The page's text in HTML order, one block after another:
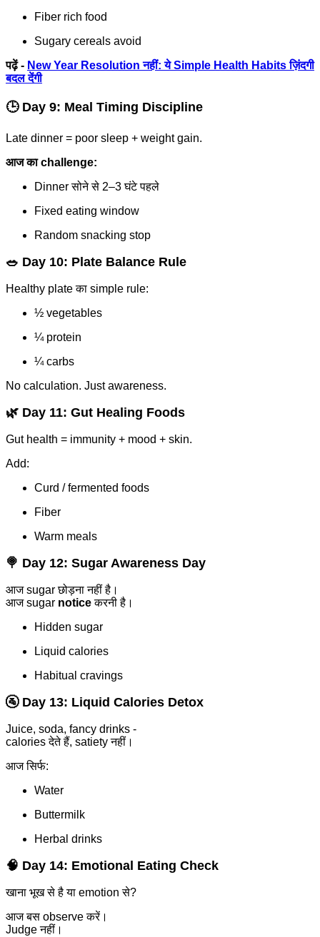
Fiber rich food
Sugary cereals avoid
पढ़ें - New Year Resolution नहीं: ये Simple Health Habits ज़िंदगी
बदल देंगी
🕒 Day 9: Meal Timing Discipline
Late dinner = poor sleep + weight gain.
आज का challenge:
Dinner सोने से 2–3 घंटे पहले
Fixed eating window
Random snacking stop
🥗 Day 10: Plate Balance Rule
Healthy plate का simple rule:
½ vegetables
¼ protein
¼ carbs
No calculation. Just awareness.
🌿 Day 11: Gut Healing Foods
Gut health = immunity + mood + skin.
Add:
Curd / fermented foods
Fiber
Warm meals
🍭 Day 12: Sugar Awareness Day
आज sugar छोड़ना नहीं है।
आज sugar noticeकरनी है।
Hidden sugar
Liquid calories
Habitual cravings
🚰 Day 13: Liquid Calories Detox
Juice, soda, fancy drinks -
calories देते हैं, satiety नहीं।
आज सिर्फ:
Water
Buttermilk
Herbal drinks
🧠 Day 14: Emotional Eating Check
खाना भूख से है या emotion से?
आज बस observe करें।
Judge नहीं।